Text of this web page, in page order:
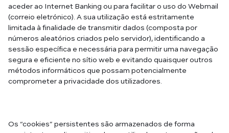
aceder ao Internet Banking ou para facilitar o uso do Webmail
(correio eletrónico). A sua utilização está estritamente
limitada à finalidade de transmitir dados (composta por
números aleatórios criados pelo servidor), identificando a
sessão específica e necessária para permitir uma navegação
segura e eficiente no sítio web e evitando quaisquer outros
métodos informáticos que possam potencialmente
comprometer a privacidade dos utilizadores.
Os “cookies” persistentes são armazenados de forma